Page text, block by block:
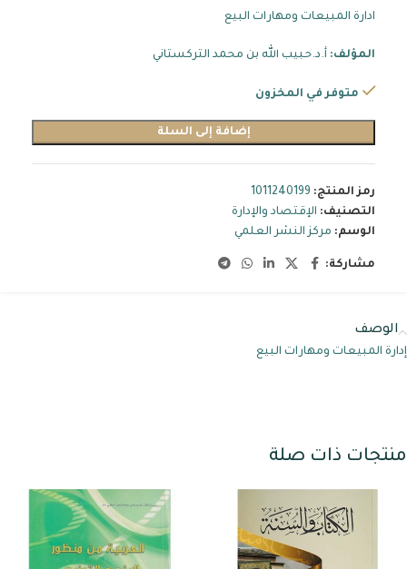
ادارة المبيعات ومهارات البيع
المؤلف: أ.د.حبيب الله بن محمد التركستاني
متوفر في المخزون
إضافة إلى السلة
رمز المنتج: 1011240199
التصنيف: الإقتصاد والإدارة
الوسم: مركز النشر العلمي
مشاركة:
الوصف
إدارة المبيعات ومهارات البيع
منتجات ذات صلة